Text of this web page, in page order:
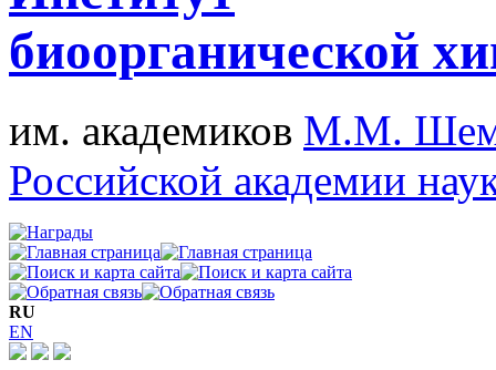
биоорганической
им. академиков М.М.
Российской академии
RU
EN